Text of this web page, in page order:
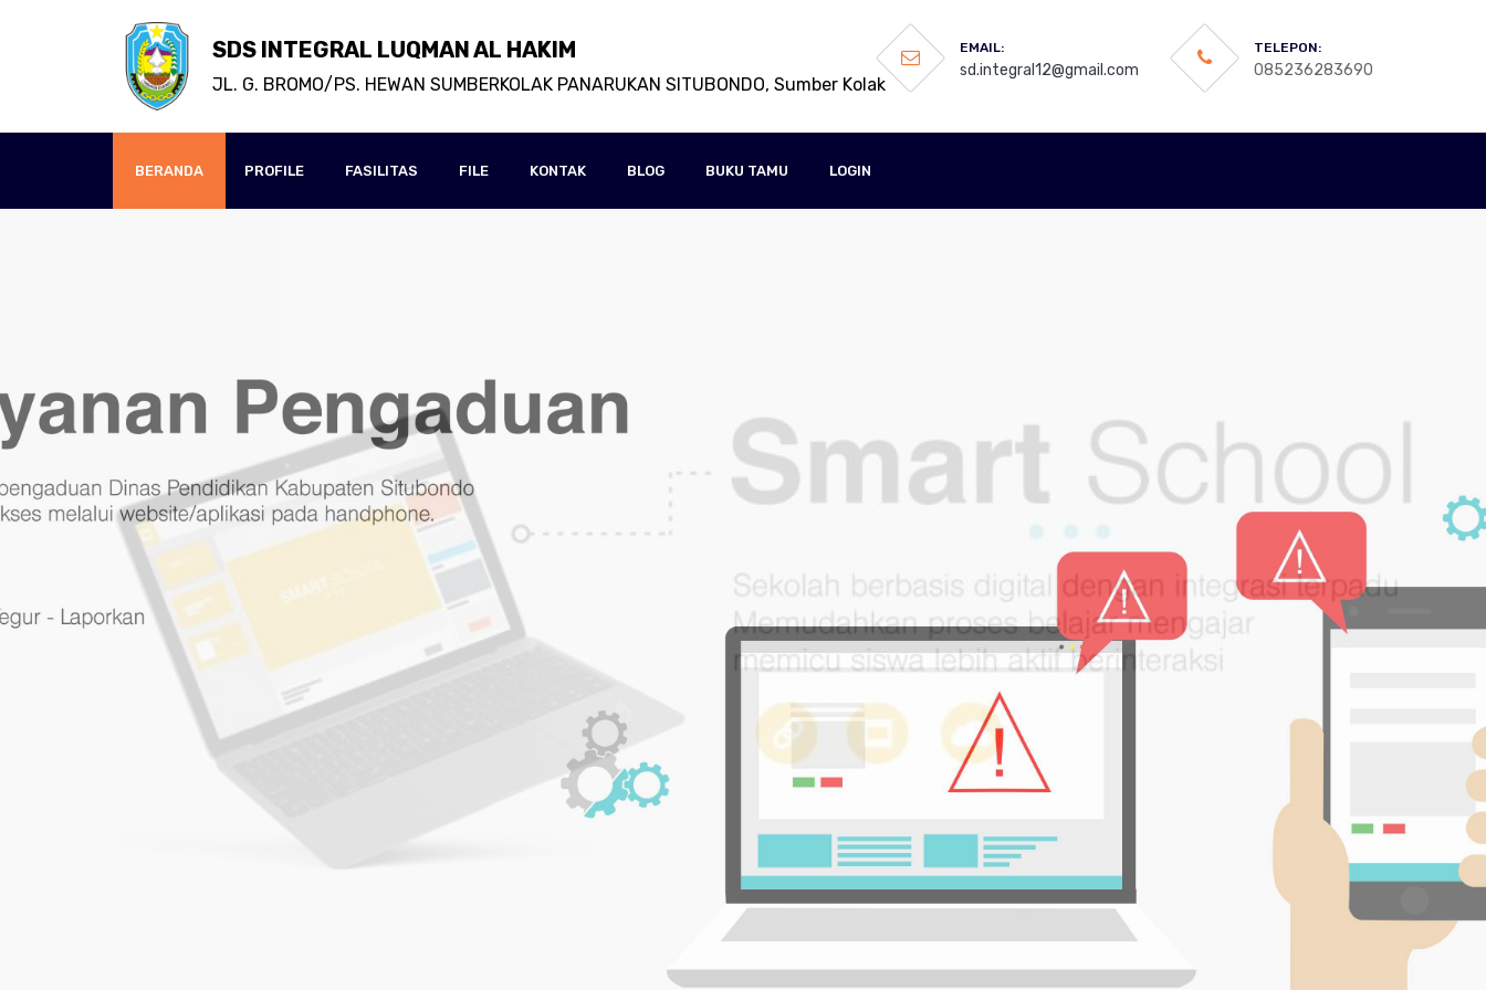
SDS INTEGRAL LUQMAN AL HAKIM
JL. G. BROMO/PS. HEWAN SUMBERKOLAK PANARUKAN SITUBONDO, Sumber Kolak
EMAIL:
sd.integral12@gmail.com
TELEPON:
085236283690
BERANDA PROFILE FASILITAS FILE KONTAK BLOG BUKU TAMU LOGIN
LAYANAN PENGADUAN
Layanan Pengaduan berbasis aplikasi